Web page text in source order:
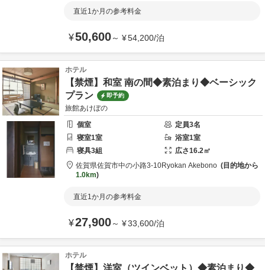
直近1か月の参考料金
¥50,600～ ¥54,200/泊
ホテル
【禁煙】和室 南の間◆素泊まり◆ベーシック
プラン
即予約
旅館あけぼの
個室
定員3名
寝室1室 浴室1室
寝具3組 広さ16.2㎡
佐賀県佐賀市中の小路3-10Ryokan Akebono
目的地から
1.0km
直近1か月の参考料金
¥27,900～ ¥33,600/泊
ホテル
【禁煙】洋室（ツインベット）◆素泊まり◆